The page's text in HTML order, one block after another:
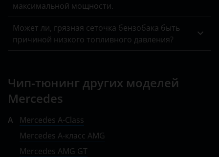
Mercedes-Benz
MINI
Omoda
Peugeot
Porsche
максимальной мощности.
Может ли, грязная сеточка бензобака быть
причиной низкого топливного давления?
Чип-тюнинг других моделей
Mercedes
A
Mercedes A-Class
Mercedes A-класс AMG
Mercedes AMG GT